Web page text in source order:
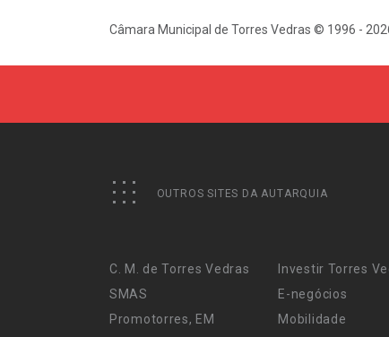
Câmara Municipal de Torres Vedras © 1996 -
OUTROS SITES DA AUTARQUIA
C. M. de Torres Vedras
SMAS
Promotorres, EM
Investir Torres
E-negócios
Mobilidade